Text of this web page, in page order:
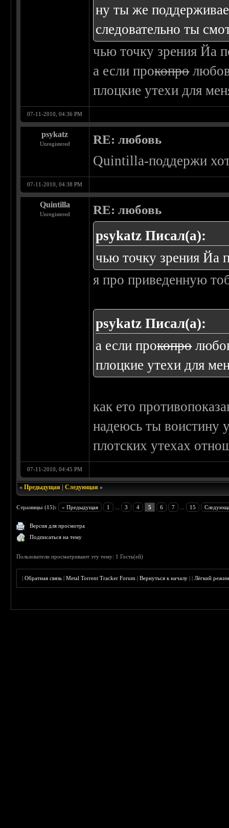
ну ты же
следовательно ты
чью точку зрения Йа
а если прокопро
плоцкие утехи для
07-11-2010, 04:36 PM
psykatz
Unregistered RE: любовь
Quintilla-поддержи
07-11-2010, 04:38 PM
Quintilla
Unregistered RE: любовь
psykatz Писал(а):
чью точку зрения Йа
я про приведенную
psykatz Писал(а):
а если прокопро
плоцкие утехи для
как ето
надеюсь ты воистину
плотских утехах
07-11-2010, 04:45 PM
«Предыдущая |Следующая »
Страницы (15): « Предыдущая 1 3 4 5 6 7 15
Версия для просмотра
Подписаться на тему
Пользователи просматривают эту тему: 1 Гость(ей)
|Обратная связь |Metal Torrent Tracker Forum |Вернуться к началу ||Лёгкий